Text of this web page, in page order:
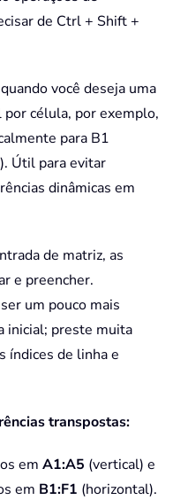
de Ctrl + Shift +
você deseja uma
célula, por exemplo,
para B1
Útil para evitar
dinâmicas em
de matriz, as
e preencher.
um pouco mais
inicial; preste muita
índices de linha e
transpostas:
em A1:A5 (vertical) e
em B1:F1 (horizontal).